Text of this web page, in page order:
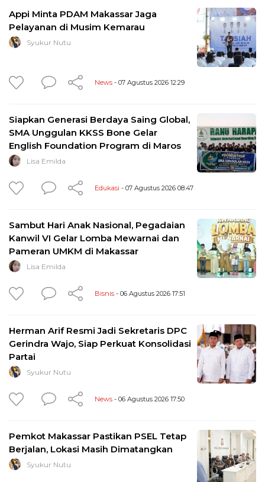
Appi Minta PDAM Makassar Jaga
Pelayanan di Musim Kemarau
Syukur Nutu
News - 07 Agustus 2026 12:29
Siapkan Generasi Berdaya Saing Global,
SMA Unggulan KKSS Bone Gelar
English Foundation Program di Maros
Lisa Emilda
Edukasi - 07 Agustus 2026 08:47
Sambut Hari Anak Nasional, Pegadaian
Kanwil VI Gelar Lomba Mewarnai dan
Pameran UMKM di Makassar
Lisa Emilda
Bisnis - 06 Agustus 2026 17:51
Herman Arif Resmi Jadi Sekretaris DPC
Gerindra Wajo, Siap Perkuat Konsolidasi
Partai
Syukur Nutu
News - 06 Agustus 2026 17:50
Pemkot Makassar Pastikan PSEL Tetap
Berjalan, Lokasi Masih Dimatangkan
Syukur Nutu